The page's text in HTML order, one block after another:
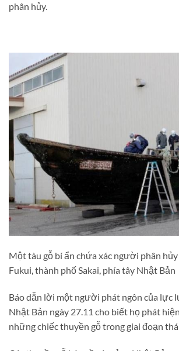
phân hủy.
Một tàu gỗ bí ẩn chứa xác người phân
Fukui, thành phố Sakai, phía tây Nhật Bản
Báo dẫn lời một người phát ngôn của lực
Nhật Bản ngày 27.11 cho biết họ phát
những chiếc thuyền gỗ trong giai đoạn